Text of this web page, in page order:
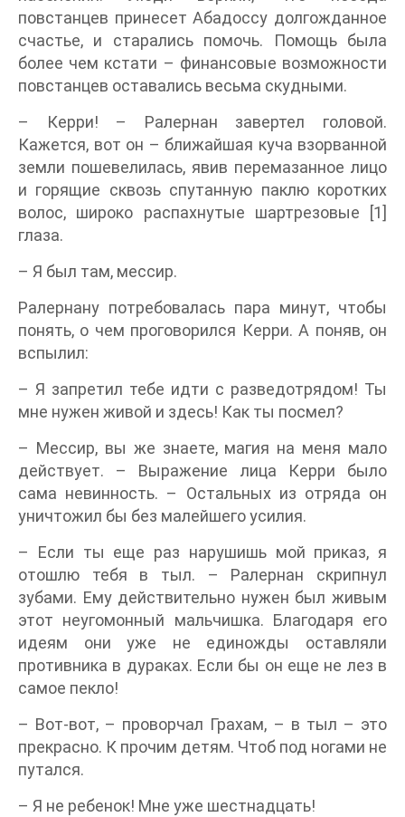
повстанцев принесет Абадоссу долгожданное
счастье, и старались помочь. Помощь была
более чем кстати – финансовые возможности
повстанцев оставались весьма скудными.
– Керри! – Ралернан завертел головой.
Кажется, вот он – ближайшая куча взорванной
земли пошевелилась, явив перемазанное лицо
и горящие сквозь спутанную паклю коротких
волос, широко распахнутые шартрезовые [1]
глаза.
– Я был там, мессир.
Ралернану потребовалась пара минут, чтобы
понять, о чем проговорился Керри. А поняв, он
вспылил:
– Я запретил тебе идти с разведотрядом! Ты
мне нужен живой и здесь! Как ты посмел?
– Мессир, вы же знаете, магия на меня мало
действует. – Выражение лица Керри было
сама невинность. – Остальных из отряда он
уничтожил бы без малейшего усилия.
– Если ты еще раз нарушишь мой приказ, я
отошлю тебя в тыл. – Ралернан скрипнул
зубами. Ему действительно нужен был живым
этот неугомонный мальчишка. Благодаря его
идеям они уже не единожды оставляли
противника в дураках. Если бы он еще не лез в
самое пекло!
– Вот-вот, – проворчал Грахам, – в тыл – это
прекрасно. К прочим детям. Чтоб под ногами не
путался.
– Я не ребенок! Мне уже шестнадцать!